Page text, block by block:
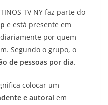
TV NY faz parte do
e está presente em
por quem
Segundo o grupo, o
de pessoas por dia.
colocar um
e autoral em